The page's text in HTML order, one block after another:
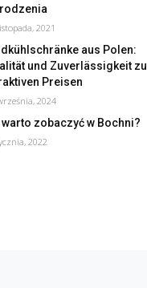
2021
aus Polen:
und Zuverlässigkeit zu
Preisen
2024
warto zobaczyć w Bochni?
2022